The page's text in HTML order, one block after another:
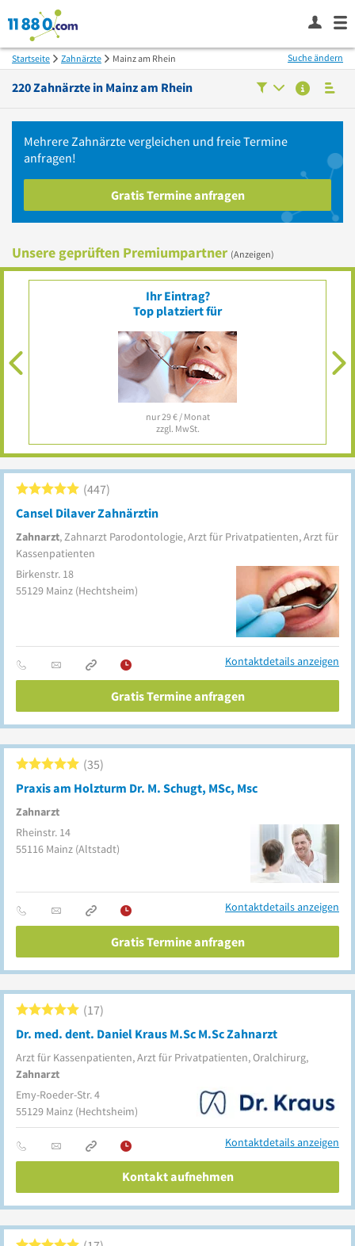
Startseite Zahnärzte Mainz am Rhein
220Zahnärzte in Mainz am Rhein
Suche ändern
MehrereZahnärztevergleichen und freie Termine
anfragen!
Gratis Termine anfragen
Unsere geprüften Premiumpartner (Anzeigen)
Ihr Eintrag?
Top platziert für
nur 29 € / Monat
zzgl. MwSt.
Cansel Dilaver Zahnärztin
Zahnarzt, Zahnarzt Parodontologie, Arzt für Privatpatienten, Arzt für
Kassenpatienten
447
Birkenstr. 18
55129 Mainz (Hechtsheim)
Kontaktdetails anzeigen
Gratis Termine anfragen
Praxis am Holzturm Dr. M. Schugt, MSc, Msc
Zahnarzt
35
Rheinstr. 14
55116 Mainz (Altstadt)
Kontaktdetails anzeigen
Gratis Termine anfragen
Dr. med. dent. Daniel Kraus M.Sc M.Sc Zahnarzt
Arzt für Kassenpatienten, Arzt für Privatpatienten, Oralchirurg,
Zahnarzt
17
Emy-Roeder-Str. 4
55129 Mainz (Hechtsheim)
Kontaktdetails anzeigen
Kontakt aufnehmen